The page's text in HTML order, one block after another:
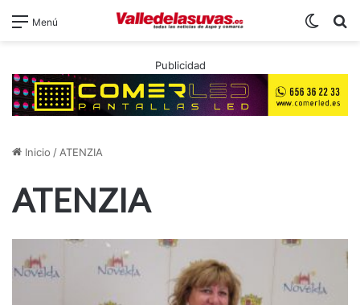
Menú
Publicidad
Inicio / ATENZIA
ATENZIA